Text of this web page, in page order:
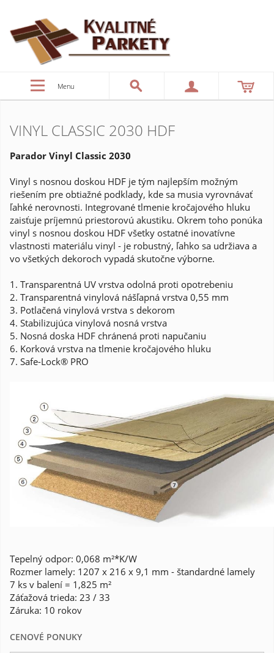
Menu
VINYL CLASSIC 2030 HDF
Parador Vinyl Classic 2030
Vinyl s nosnou doskou HDF je tým najlepším možným
riešením pre obtiažné podklady, kde sa musia vyrovnávať
ľahké nerovnosti. Integrované tlmenie kročajového hluku
zaisťuje príjemnú priestorovú akustiku. Okrem toho ponúka
vinyl s nosnou doskou HDF všetky ostatné inovatívne
vlastnosti materiálu vinyl - je robustný, ľahko sa udržiava a
vo všetkých dekoroch vypadá skutočne výborne.
1. Transparentná UV vrstva odolná proti opotrebeniu
2. Transparentná vinylová nášľapná vrstva 0,55 mm
3. Potlačená vinylová vrstva s dekorom
4. Stabilizujúca vinylová nosná vrstva
5. Nosná doska HDF chránená proti napučaniu
6. Korková vrstva na tlmenie kročajového hluku
7. Safe-Lock® PRO
Tepelný odpor: 0,068 m²*K/W
Rozmer lamely: 1207 x 216 x 9,1 mm - štandardné lamely
7 ks v balení = 1,825 m²
Záťažová trieda: 23 / 33
Záruka: 10 rokov
CENOVÉ PONUKY